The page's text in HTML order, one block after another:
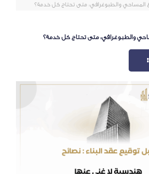
المساحي والطبوغرافي: متى تحتاج كل خدمة؟
والطبوغرافي: متى تحتاج كل خدمة؟